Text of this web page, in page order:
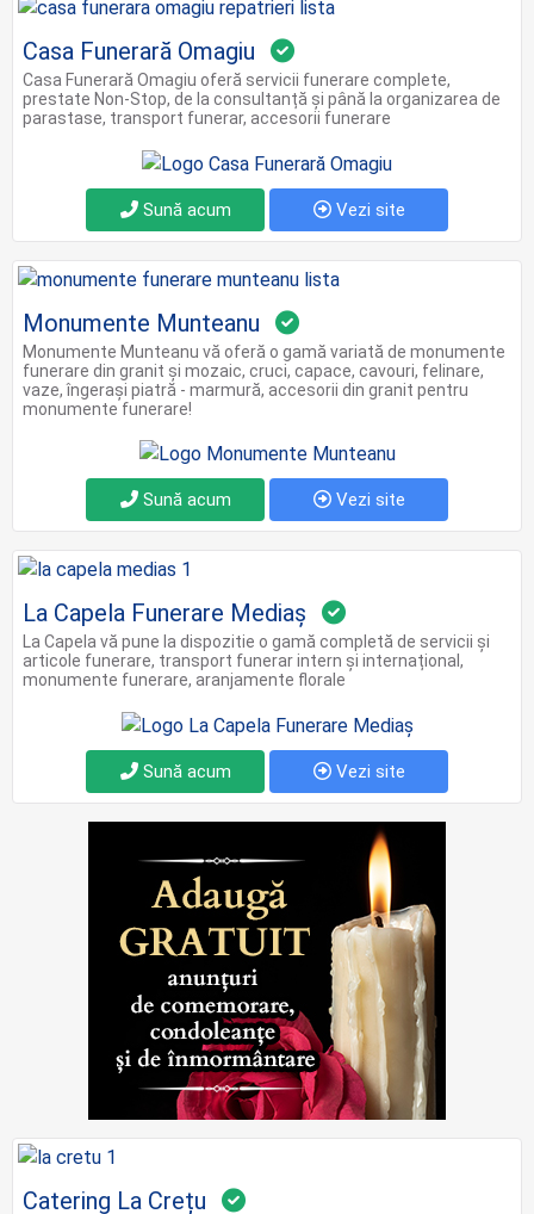
Casa Funerară Omagiu
Casa Funerară Omagiu oferă servicii funerare complete,
prestate Non-Stop, de la consultanță și până la organizarea de
parastase, transport funerar, accesorii funerare
Sună acum Vezi site
Monumente Munteanu
Monumente Munteanu vă oferă o gamă variată de monumente
funerare din granit şi mozaic, cruci, capace, cavouri, felinare,
vaze, îngeraşi piatră - marmură, accesorii din granit pentru
monumente funerare!
Sună acum Vezi site
La Capela Funerare Mediaș
La Capela vă pune la dispozitie o gamă completă de servicii şi
articole funerare, transport funerar intern și internațional,
monumente funerare, aranjamente florale
Sună acum Vezi site
Catering La Crețu